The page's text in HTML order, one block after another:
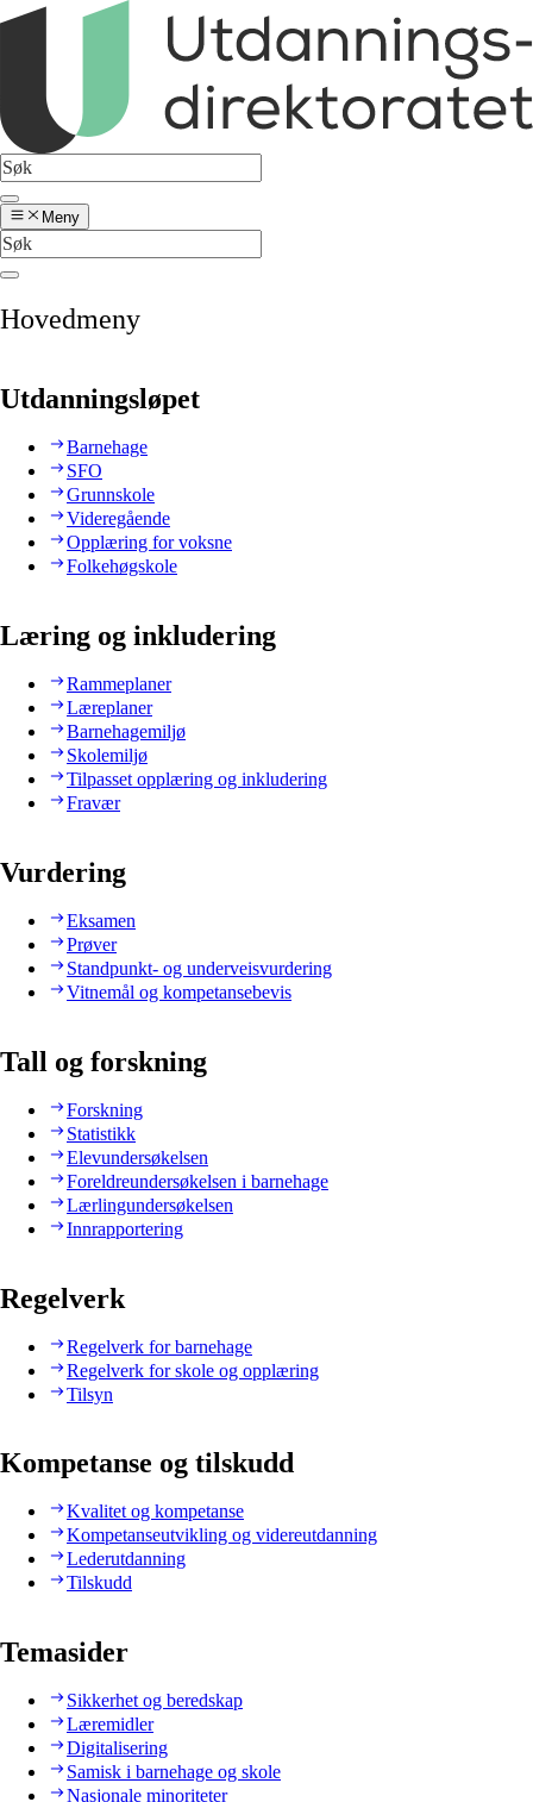
Meny
Hovedmeny
Utdanningsløpet
Barnehage
SFO
Grunnskole
Videregående
Opplæring for voksne
Folkehøgskole
Læring og inkludering
Rammeplaner
Læreplaner
Barnehagemiljø
Skolemiljø
Tilpasset opplæring og inkludering
Fravær
Vurdering
Eksamen
Prøver
Standpunkt- og underveisvurdering
Vitnemål og kompetansebevis
Tall og forskning
Forskning
Statistikk
Elevundersøkelsen
Foreldreundersøkelsen i barnehage
Lærlingundersøkelsen
Innrapportering
Regelverk
Regelverk for barnehage
Regelverk for skole og opplæring
Tilsyn
Kompetanse og tilskudd
Kvalitet og kompetanse
Kompetanseutvikling og videreutdanning
Lederutdanning
Tilskudd
Temasider
Sikkerhet og beredskap
Læremidler
Digitalisering
Samisk i barnehage og skole
Nasjonale minoriteter